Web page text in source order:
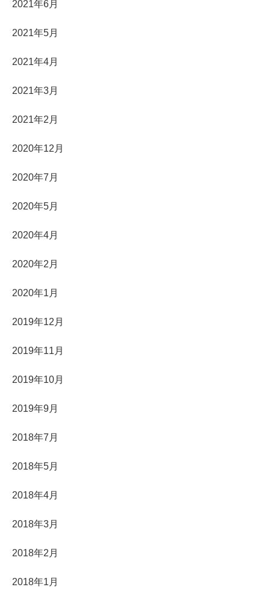
2021年6月
2021年5月
2021年4月
2021年3月
2021年2月
2020年12月
2020年7月
2020年5月
2020年4月
2020年2月
2020年1月
2019年12月
2019年11月
2019年10月
2019年9月
2018年7月
2018年5月
2018年4月
2018年3月
2018年2月
2018年1月